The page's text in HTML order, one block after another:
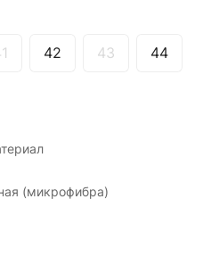
42 43 44
(микрофибра)